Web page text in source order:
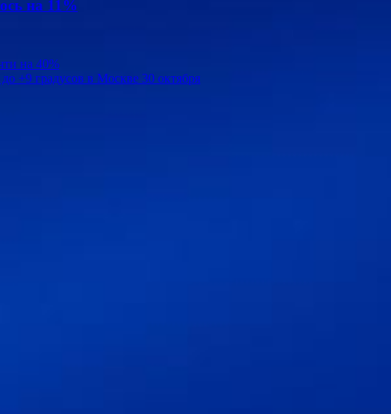
на 11%
на 40%
+9 градусов в Москве 30 октября